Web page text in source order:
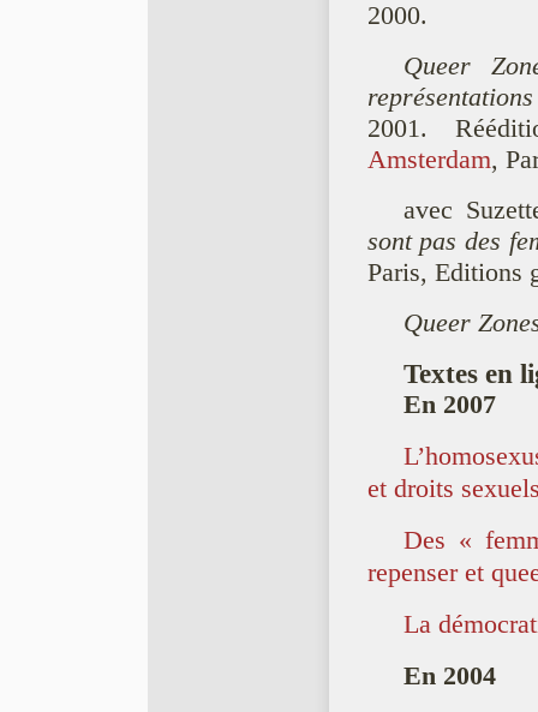
2000.
Queer
2001.
Amsterdam,
avec
sont pas des
Paris, Editions
Queer
Textes en
En 2007
et droits
Des «
repenser et
La
En 2004